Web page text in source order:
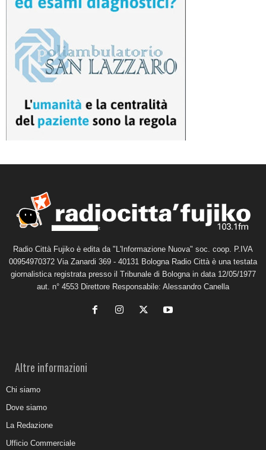
Radio Città Fujiko è edita da "L'Informazione Nuova" soc. coop. P.IVA
00954970372 Via Zanardi 369 - 40131 Bologna Radio Città è una testata
giornalistica registrata presso il Tribunale di Bologna in data 12/05/1977
aut. n° 4553 Direttore Responsabile: Alessandro Canella
Altre informazioni
Chi siamo
Dove siamo
La Redazione
Ufficio Commerciale